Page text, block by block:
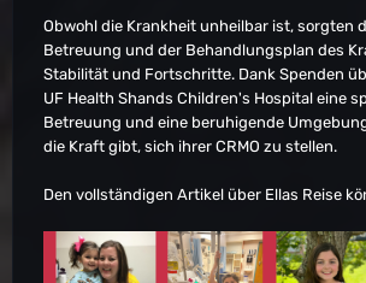
Obwohl die Krankheit unheilbar ist, sorgten
Betreuung und der Behandlungsplan des
Stabilität und Fortschritte. Dank Spenden
UF Health Shands Children's Hospital eine
Betreuung und eine beruhigende
die Kraft gibt, sich ihrer CRMO zu stellen.
Den vollständigen Artikel über Ellas Reise